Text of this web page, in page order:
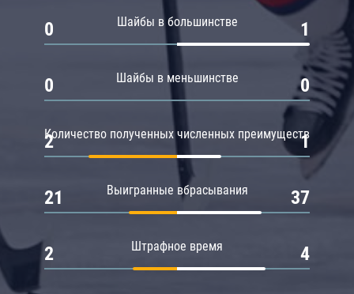
Шайбы в большинстве
0 1
Шайбы в меньшинстве
0 0
Количество полученных численных преимуществ
2 1
Выигранные вбрасывания
21 37
Штрафное время
2 4